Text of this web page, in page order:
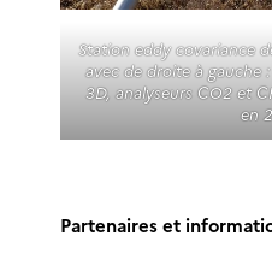
Station eddy covariance
avec de droite à gauche
3D, analyseurs CO2 et
en
Partenaires et